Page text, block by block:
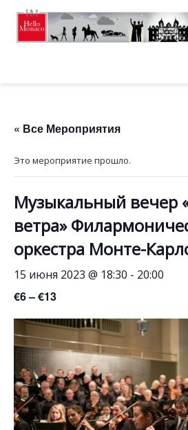
« Все Мероприятия
Это мероприятие прошло.
Музыкальный
ветра»
оркестра Монте-
15 июня 2023 @ 18:30 - 20:00
€6 – €13